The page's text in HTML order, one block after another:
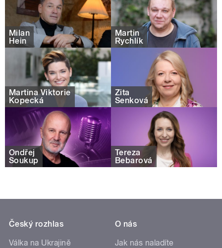
Milan
Hein
Martin
Rychlík
Martina Viktorie
Kopecká
Zita
Senková
Ondřej
Soukup
Tereza
Bebarová
Český rozhlas
Válka na Ukrajině
O nás
Jak nás naladíte